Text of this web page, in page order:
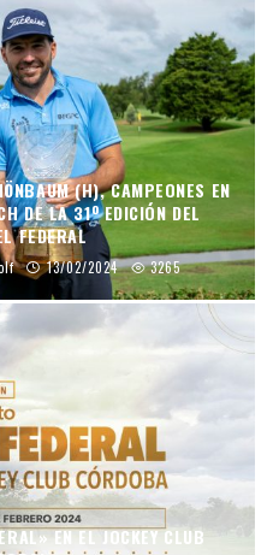
(H), CAMPEONES EN
DE LA 31º EDICIÓN DEL
FEDERAL
13/02/2024 3265
EN EL JOCKEY CLUB